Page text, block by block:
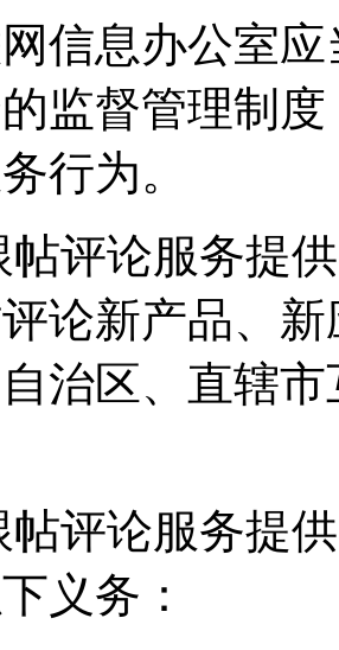
信息办公室
监督管理制
行为。
帖评论服务提
论新产品、
治区、直辖
帖评论服务提
义务：